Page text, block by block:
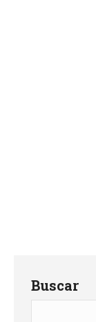
Buscar